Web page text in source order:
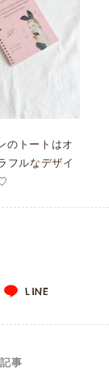
のトートはオ
フルなデザイ
LINE
事